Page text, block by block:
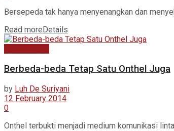
Bersepeda tak hanya menyenangkan dan
Read more Details
Berbeda-beda Tetap Satu Onthel Juga
by Luh De Suriyani
12 February 2014
0
Onthel terbukti menjadi medium komunikasi